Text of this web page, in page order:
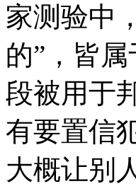
家测验中
的”，皆
段被用于
有要置信
大概让别